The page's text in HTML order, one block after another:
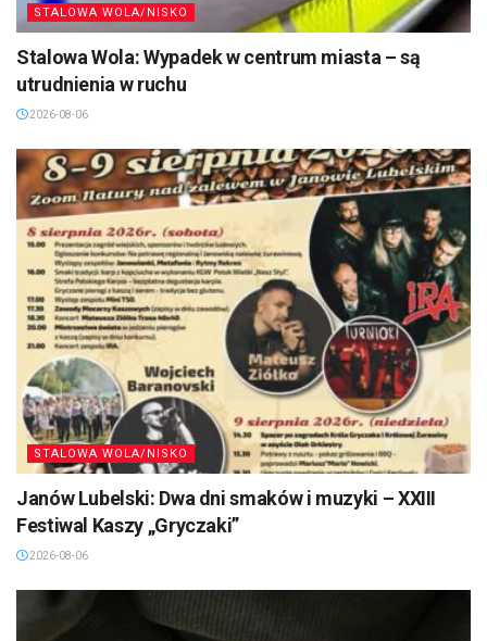
STALOWA WOLA/NISKO
Stalowa Wola: Wypadek w centrum miasta – są
utrudnienia w ruchu
2026-08-06
STALOWA WOLA/NISKO
Janów Lubelski: Dwa dni smaków i muzyki – XXIII
Festiwal Kaszy „Gryczaki”
2026-08-06